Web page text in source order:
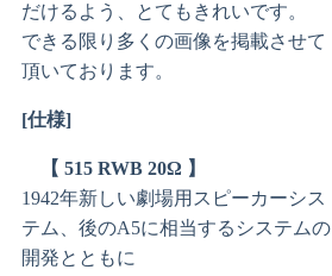
だけるよう、とてもきれいです。
できる限り多くの画像を掲載させて
頂いております。
[仕様]
【 515 RWB 20Ω 】
1942年新しい劇場用スピーカーシス
テム、後のA5に相当するシステムの
開発とともに